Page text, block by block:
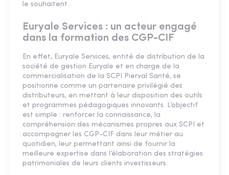
le souhaitent.
Euryale Services : un acteur engagé
dans la formation des CGP-CIF
En effet, Euryale Services, entité de distribution de la
société de gestion Euryale et en charge de la
commercialisation de la SCPI Pierval Santé, se
positionne comme un partenaire privilégié des
distributeurs, en mettant à leur disposition des outils
et programmes pédagogiques innovants. L’objectif
est simple : renforcer la connaissance, la
compréhension des mécanismes propres aux SCPI et
accompagner les CGP-CIF dans leur métier au
quotidien, leur permettant ainsi de fournir la
meilleure expertise dans l’élaboration des stratégies
patrimoniales de leurs clients investisseurs.